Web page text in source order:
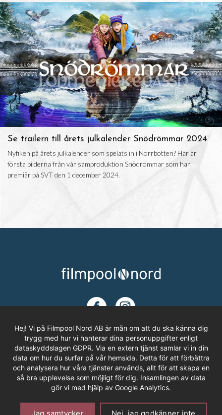
Se trailern till årets julkalender Snödrömmar 2024
Nyfiken på årets julkalender som spelats in i Norrbotten? Här är
första bilderna från vår samproduktion Snödrömmar som har
premiär på SVT den 1 december 2024.
ADRESS
Filmpool Nord AB
Västra Varvsgatan 3, Bryggeriet
972 36 LULEÅ
Om Cookies Personuppgifter Offentlighetsprincipen
Hej! Vi på Filmpool Nord AB är mån om att du ska känna dig
trygg med hur vi hanterar dina personuppgifter enligt
dataskyddslagen GDPR. Via en extern tjänst samlar vi in din
data om hur du surfar på vår hemsida. Detta för att förbättra
och analysera hur våra tjänster används, allt för att skapa en
så bra upplevelse som möjligt för dig. Insamlingen av data
gör vi med hjälp av Google Analytics.